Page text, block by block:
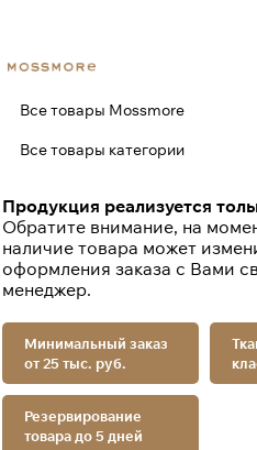
Все товары Mossmore
Все товары категории
Продукция реализуется
Обратите внимание, на
наличие товара может
оформления заказа с Вами
менеджер.
Минимальный заказ
от 25 тыс. руб.
Резервирование
товара до 5 дней